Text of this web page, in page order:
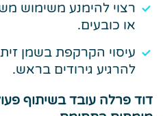
רצוי להימנע משימוש
או כובעים.
עיסוי הקרקפת בשמן זית
להרגיע גירודים בראש.
דוד פרלה עובד בשיתוף